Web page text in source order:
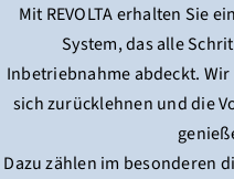
Mit REVOLTA erhalten Sie
System, das alle
Inbetriebnahme abdeckt.
sich zurücklehnen und die
Dazu zählen im besonderen